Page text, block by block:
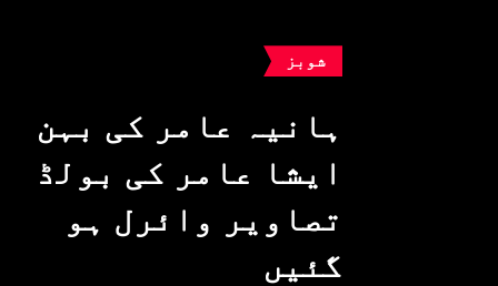
شوبز
ہانیہ عامر کی بہن
ایشا عامر کی بولڈ
تصاویر وائرل ہو
گئیں